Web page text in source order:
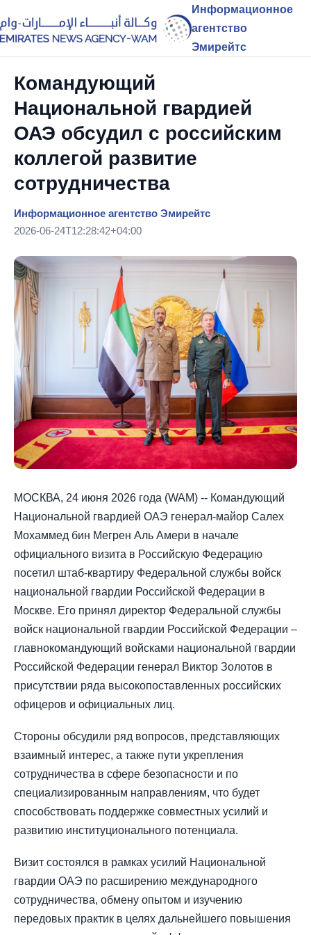
Информационное
агентство
Эмирейтс
Командующий
Национальной гвардией
ОАЭ обсудил с российским
коллегой развитие
сотрудничества
Информационное агентство Эмирейтс
2026-06-24T12:28:42+04:00
МОСКВА, 24 июня 2026 года (WAM) -- Командующий
Национальной гвардией ОАЭ генерал-майор Салех
Мохаммед бин Мегрен Аль Амери в начале
официального визита в Российскую Федерацию
посетил штаб-квартиру Федеральной службы войск
национальной гвардии Российской Федерации в
Москве. Его принял директор Федеральной службы
войск национальной гвардии Российской Федерации –
главнокомандующий войсками национальной гвардии
Российской Федерации генерал Виктор Золотов в
присутствии ряда высокопоставленных российских
офицеров и официальных лиц.
Стороны обсудили ряд вопросов, представляющих
взаимный интерес, а также пути укрепления
сотрудничества в сфере безопасности и по
специализированным направлениям, что будет
способствовать поддержке совместных усилий и
развитию институционального потенциала.
Визит состоялся в рамках усилий Национальной
гвардии ОАЭ по расширению международного
сотрудничества, обмену опытом и изучению
передовых практик в целях дальнейшего повышения